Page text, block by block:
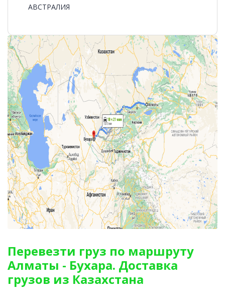
АВСТРАЛИЯ
Перевезти груз по маршруту
Алматы - Бухара. Доставка
грузов из Казахстана